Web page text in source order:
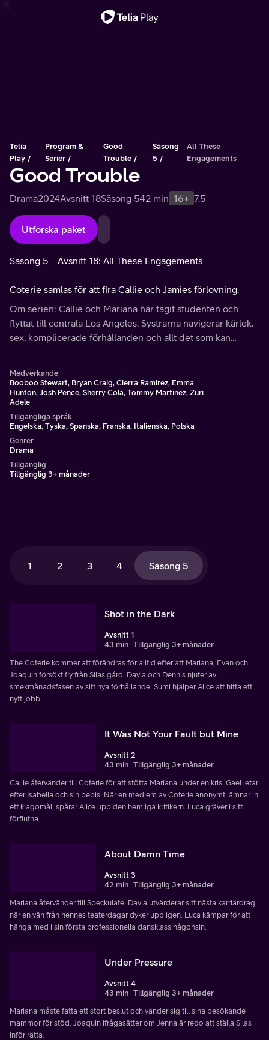
Telia
Play
Program &
Serier
Good
Trouble
Säsong
5
All These
Engagements
Good Trouble
Drama2024Avsnitt 18Säsong 542 min 16+ 7.5
Utforska paket
Säsong 5 Avsnitt 18: All These Engagements
Coterie samlas för att fira Callie och Jamies förlovning.
Om serien: Callie och Mariana har tagit studenten och
flyttat till centrala Los Angeles. Systrarna navigerar kärlek,
sex, komplicerade förhållanden och allt det som kan
Medverkande
Booboo Stewart, Bryan Craig, Cierra Ramirez, Emma
Hunton, Josh Pence, Sherry Cola, Tommy Martinez, Zuri
Adele
Tillgängliga språk
Engelska, Tyska, Spanska, Franska, Italienska, Polska
Genrer
Drama
Tillgänglig
Tillgänglig 3+ månader
1 2 3 4 Säsong 5
Shot in the Dark
Avsnitt 1
43 min Tillgänglig 3+ månader
The Coterie kommer att förändras för alltid efter att Mariana, Evan och
Joaquin försökt fly från Silas gård. Davia och Dennis njuter av
smekmånadsfasen av sitt nya förhållande. Sumi hjälper Alice att hitta ett
nytt jobb.
It Was Not Your Fault but Mine
Avsnitt 2
43 min Tillgänglig 3+ månader
Callie återvänder till Coterie för att stötta Mariana under en kris. Gael letar
efter Isabella och sin bebis. När en medlem av Coterie anonymt lämnar in
ett klagomål, spårar Alice upp den hemliga kritikern. Luca gräver i sitt
förflutna.
About Damn Time
Avsnitt 3
42 min Tillgänglig 3+ månader
Mariana återvänder till Speckulate. Davia utvärderar sitt nästa karriärdrag
när en vän från hennes teaterdagar dyker upp igen. Luca kämpar för att
hänga med i sin första professionella dansklass någonsin.
Under Pressure
Avsnitt 4
43 min Tillgänglig 3+ månader
Mariana måste fatta ett stort beslut och vänder sig till sina besökande
mammor för stöd. Joaquin ifrågasätter om Jenna är redo att ställa Silas
inför rätta.